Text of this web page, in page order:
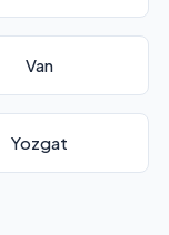
Van
Yozgat